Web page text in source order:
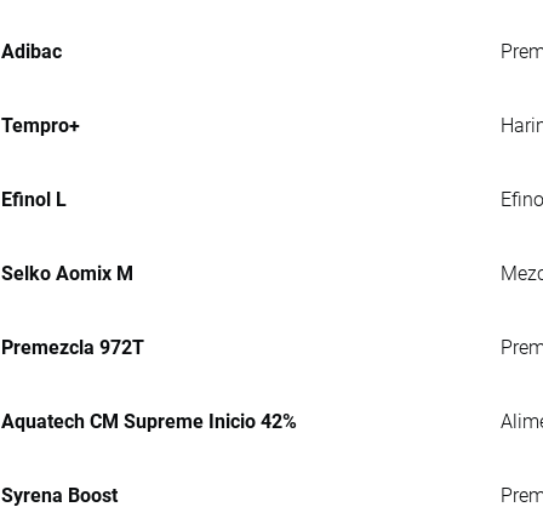
Adibac
Tempro+
Efinol L
Selko Aomix M
Premezcla 972T
Aquatech CM Supreme Inicio 42%
Syrena Boost